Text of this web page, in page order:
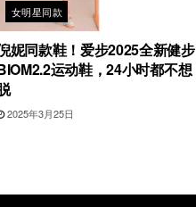
女明星同款
妮同款鞋！爱步2025全新健步
运动鞋，24小时都不想
2025年3月25日